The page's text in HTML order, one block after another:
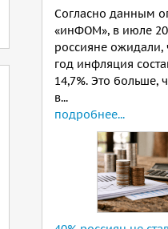
Согласно данным
«инФОМ», в июле
россияне ожидали,
год инфляция
14,7%. Это больше,
в...
подробнее...